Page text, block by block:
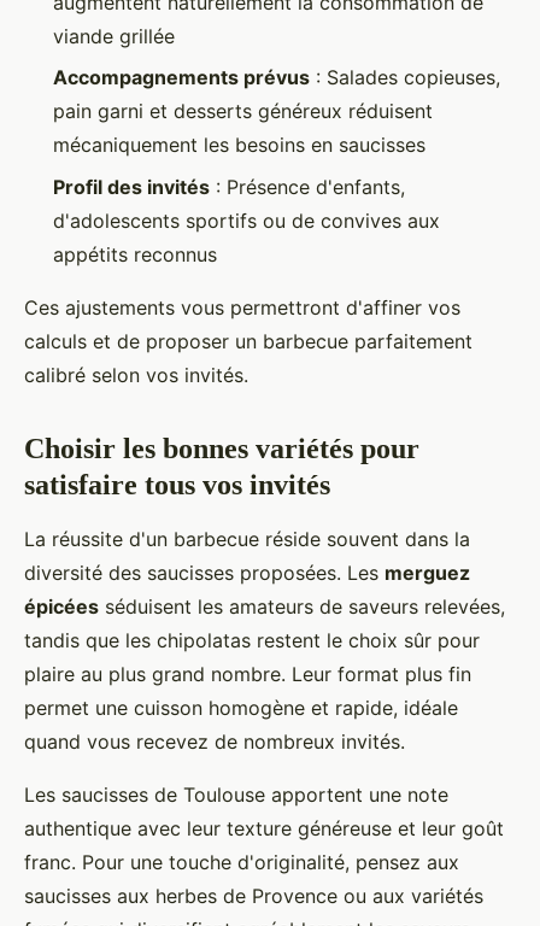
viande grillée
Accompagnements prévus : Salades copieuses,
pain garni et desserts généreux réduisent
mécaniquement les besoins en saucisses
Profil des invités : Présence d'enfants,
d'adolescents sportifs ou de convives aux
appétits reconnus
Ces ajustements vous permettront d'affiner vos
calculs et de proposer un barbecue parfaitement
calibré selon vos invités.
Choisir les bonnes variétés pour
satisfaire tous vos invités
La réussite d'un barbecue réside souvent dans la
diversité des saucisses proposées. Les merguez
épicées séduisent les amateurs de saveurs relevées,
tandis que les chipolatas restent le choix sûr pour
plaire au plus grand nombre. Leur format plus fin
permet une cuisson homogène et rapide, idéale
quand vous recevez de nombreux invités.
Les saucisses de Toulouse apportent une note
authentique avec leur texture généreuse et leur goût
franc. Pour une touche d'originalité, pensez aux
saucisses aux herbes de Provence ou aux variétés